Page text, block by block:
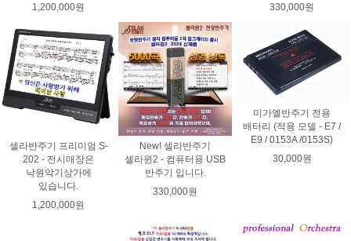
1,200,000원
330,000원
셀라반주기 프리미엄 S-
202 - 전시매장은
낙원악기상가에
있습니다.
1,200,000원
New! 셀라반주기
셀라윈2 - 컴퓨터용 USB
반주기 입니다.
330,000원
미가엘반주기 전용
배터리 (적용 모델 - E7 /
E9 / 0153A /0153S)
30,000원